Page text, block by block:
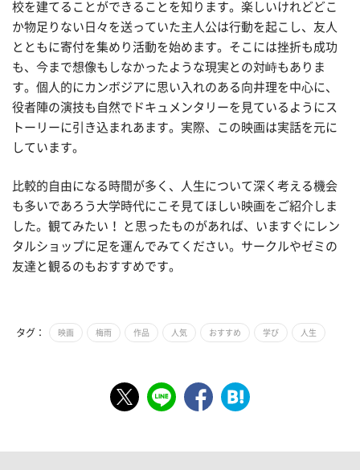
校を建てることができることを知ります。楽しいけれどどこ
か物足りない日々を送っていた主人公は行動を起こし、友人
とともに寄付を集めり活動を始めます。そこには挫折も成功
も、今まで想像もしなかったような現実との対峙もありま
す。個人的にカンボジアに思い入れのある向井理を中心に、
役者陣の演技も自然でドキュメンタリーを見ているようにス
トーリーに引き込まれあます。実際、この映画は実話を元に
しています。
比較的自由になる時間が多く、人生について深く考える機会
も多いであろう大学時代にこそ見てほしい映画をご紹介しま
した。観てみたい！ と思ったものがあれば、いますぐにレン
タルショップに足を運んでみてください。サークルやゼミの
友達と観るのもおすすめです。
タグ： 映画 梅雨 作品 人気 おすすめ 学び 人生